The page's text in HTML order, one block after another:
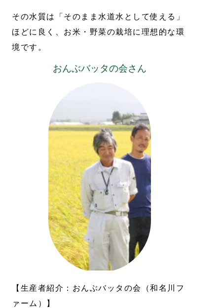
その水質は「そのまま水道水として使える」
ほどに良く、お米・野菜の栽培に理想的な環
境です。
おんぶバッタの会さん
【生産者紹介：おんぶバッタの会（和名川フ
ァーム）】